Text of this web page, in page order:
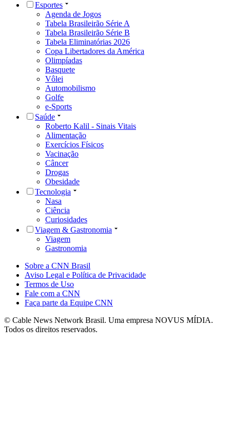
Esportes
Agenda de Jogos
Tabela Brasileirão Série A
Tabela Brasileirão Série B
Tabela Eliminatórias 2026
Copa Libertadores da América
Olimpíadas
Basquete
Vôlei
Automobilismo
Golfe
e-Sports
Saúde
Roberto Kalil - Sinais Vitais
Alimentação
Exercícios Físicos
Vacinação
Câncer
Drogas
Obesidade
Tecnologia
Nasa
Ciência
Curiosidades
Viagem & Gastronomia
Viagem
Gastronomia
Sobre a CNN Brasil
Aviso Legal e Política de Privacidade
Termos de Uso
Fale com a CNN
Faça parte da Equipe CNN
© Cable News Network Brasil. Uma empresa NOVUS MÍDIA.
Todos os direitos reservados.